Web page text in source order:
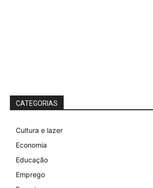
CATEGORIAS
Cultura e lazer
Economia
Educação
Emprego